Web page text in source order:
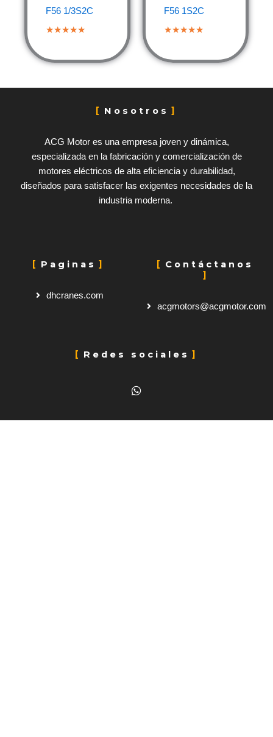
F56 1/3S2C
★★★★★
F56 1S2C
★★★★★
Nosotros
ACG Motor es una empresa joven y dinámica,
especializada en la fabricación y comercialización de
motores eléctricos de alta eficiencia y durabilidad,
diseñados para satisfacer las exigentes necesidades de la
industria moderna.
Paginas
dhcranes.com
Contáctanos
acgmotors@acgmotor.com
Redes sociales
W
h